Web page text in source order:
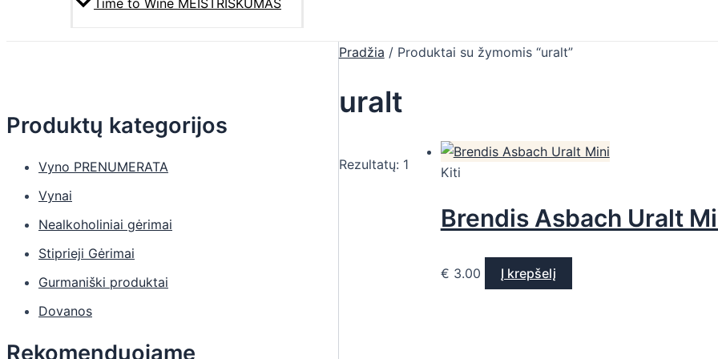
Time to Wine MEISTRIŠKUMAS
Produktų kategorijos
Vyno PRENUMERATA
Vynai
Nealkoholiniai gėrimai
Stiprieji Gėrimai
Gurmaniški produktai
Dovanos
Rekomenduojame
Pradžia / Produktai su žymomis “uralt”
uralt
Rezultatų: 1 Kiti
Brendis Asbach Uralt
€ 3.00 Į krepšelį